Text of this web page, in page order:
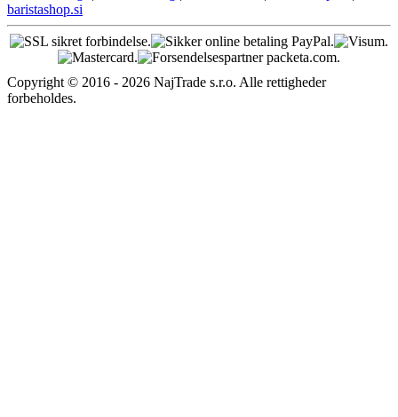
baristashop.si
Copyright © 2016 - 2026 NajTrade s.r.o. Alle rettigheder
forbeholdes.